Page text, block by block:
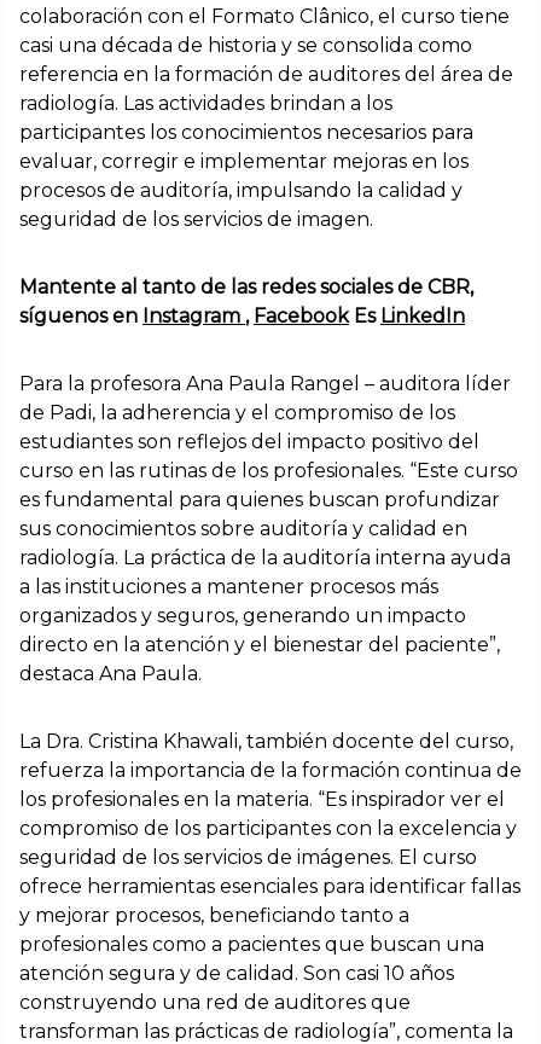
colaboración con el Formato Clânico, el curso tiene
casi una década de historia y se consolida como
referencia en la formación de auditores del área de
radiología. Las actividades brindan a los
participantes los conocimientos necesarios para
evaluar, corregir e implementar mejoras en los
procesos de auditoría, impulsando la calidad y
seguridad de los servicios de imagen.
Mantente al tanto de las redes sociales de CBR,
síguenos en Instagram , FacebookEs LinkedIn
Para la profesora Ana Paula Rangel – auditora líder
de Padi, la adherencia y el compromiso de los
estudiantes son reflejos del impacto positivo del
curso en las rutinas de los profesionales. “Este curso
es fundamental para quienes buscan profundizar
sus conocimientos sobre auditoría y calidad en
radiología. La práctica de la auditoría interna ayuda
a las instituciones a mantener procesos más
organizados y seguros, generando un impacto
directo en la atención y el bienestar del paciente”,
destaca Ana Paula.
La Dra. Cristina Khawali, también docente del curso,
refuerza la importancia de la formación continua de
los profesionales en la materia. “Es inspirador ver el
compromiso de los participantes con la excelencia y
seguridad de los servicios de imágenes. El curso
ofrece herramientas esenciales para identificar fallas
y mejorar procesos, beneficiando tanto a
profesionales como a pacientes que buscan una
atención segura y de calidad. Son casi 10 años
construyendo una red de auditores que
transforman las prácticas de radiología”, comenta la